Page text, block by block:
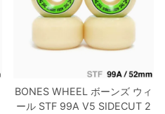
BONES WHEEL ボーンズ ウィ
ール STF 99A V5 SIDECUT 2